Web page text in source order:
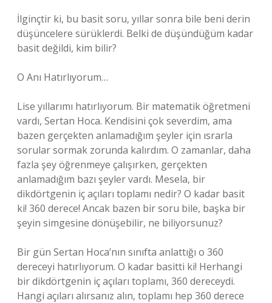
İlginçtir ki, bu basit soru, yıllar sonra bile beni derin
düşüncelere sürüklerdi. Belki de düşündüğüm kadar
basit değildi, kim bilir?
O Anı Hatırlıyorum…
Lise yıllarımı hatırlıyorum. Bir matematik öğretmeni
vardı, Sertan Hoca. Kendisini çok severdim, ama
bazen gerçekten anlamadığım şeyler için ısrarla
sorular sormak zorunda kalırdım. O zamanlar, daha
fazla şey öğrenmeye çalışırken, gerçekten
anlamadığım bazı şeyler vardı. Mesela, bir
dikdörtgenin iç açıları toplamı nedir? O kadar basit
ki! 360 derece! Ancak bazen bir soru bile, başka bir
şeyin simgesine dönüşebilir, ne biliyorsunuz?
Bir gün Sertan Hoca’nın sınıfta anlattığı o 360
dereceyi hatırlıyorum. O kadar basitti ki! Herhangi
bir dikdörtgenin iç açıları toplamı, 360 dereceydi.
Hangi açıları alırsanız alın, toplamı hep 360 derece